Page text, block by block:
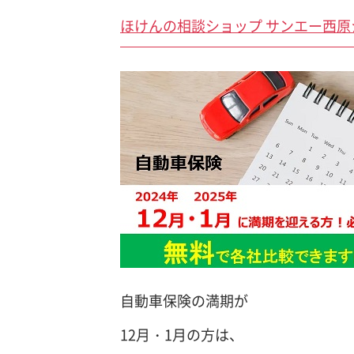
ほけんの相談ショップ サンエー西
自動車保険の満期が
12月・1月の方は、